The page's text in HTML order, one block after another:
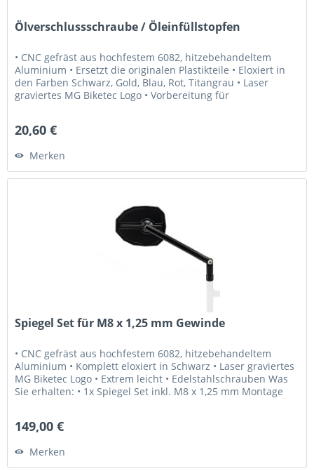
Ölverschlussschraube / Öleinfüllstopfen
• CNC gefräst aus hochfestem 6082, hitzebehandeltem
Aluminium • Ersetzt die originalen Plastikteile • Eloxiert in
den Farben Schwarz, Gold, Blau, Rot, Titangrau • Laser
graviertes MG Biketec Logo • Vorbereitung für
20,60 €
Merken
Spiegel Set für M8 x 1,25 mm Gewinde
• CNC gefräst aus hochfestem 6082, hitzebehandeltem
Aluminium • Komplett eloxiert in Schwarz • Laser graviertes
MG Biketec Logo • Extrem leicht • Edelstahlschrauben Was
Sie erhalten: • 1x Spiegel Set inkl. M8 x 1,25 mm Montage
149,00 €
Merken